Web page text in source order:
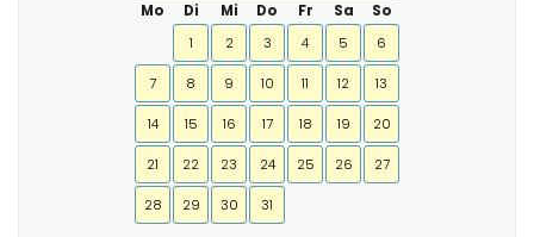
Mo
Di Mi Do Fr Sa
So
1
2 3 4 5 6
7 8 9 10 11 12 13
14 15 16 17 18 19 20
21 22 23 24 25 26 27
28 29 30 31